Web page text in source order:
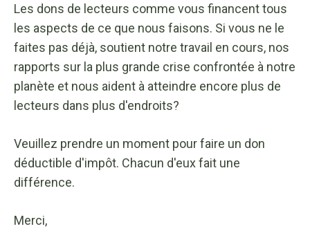
Les dons de lecteurs comme vous financent tous
les aspects de ce que nous faisons. Si vous ne le
faites pas déjà, soutient notre travail en cours, nos
rapports sur la plus grande crise confrontée à notre
planète et nous aident à atteindre encore plus de
lecteurs dans plus d'endroits?
Veuillez prendre un moment pour faire un don
déductible d'impôt. Chacun d'eux fait une
différence.
Merci,